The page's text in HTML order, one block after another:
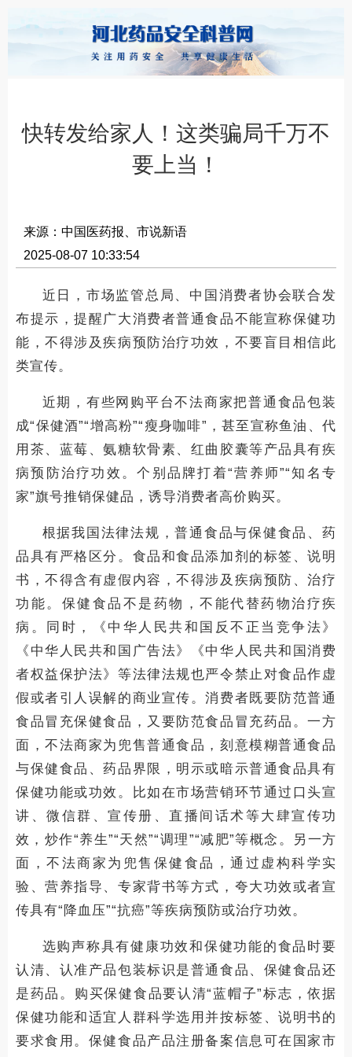
快转发给家人！这类骗局千万不
要上当！
来源：中国医药报、市说新语
2025-08-07 10:33:54
近日，市场监管总局、中国消费者协会联合发
布提示，提醒广大消费者普通食品不能宣称保健功
能，不得涉及疾病预防治疗功效，不要盲目相信此
类宣传。
近期，有些网购平台不法商家把普通食品包装
成“保健酒”“增高粉”“瘦身咖啡”，甚至宣称鱼油、代
用茶、蓝莓、氨糖软骨素、红曲胶囊等产品具有疾
病预防治疗功效。个别品牌打着“营养师”“知名专
家”旗号推销保健品，诱导消费者高价购买。
根据我国法律法规，普通食品与保健食品、药
品具有严格区分。食品和食品添加剂的标签、说明
书，不得含有虚假内容，不得涉及疾病预防、治疗
功能。保健食品不是药物，不能代替药物治疗疾
病。同时，《中华人民共和国反不正当竞争法》
《中华人民共和国广告法》《中华人民共和国消费
者权益保护法》等法律法规也严令禁止对食品作虚
假或者引人误解的商业宣传。消费者既要防范普通
食品冒充保健食品，又要防范食品冒充药品。一方
面，不法商家为兜售普通食品，刻意模糊普通食品
与保健食品、药品界限，明示或暗示普通食品具有
保健功能或功效。比如在市场营销环节通过口头宣
讲、微信群、宣传册、直播间话术等大肆宣传功
效，炒作“养生”“天然”“调理”“减肥”等概念。另一方
面，不法商家为兜售保健食品，通过虚构科学实
验、营养指导、专家背书等方式，夸大功效或者宣
传具有“降血压”“抗癌”等疾病预防或治疗功效。
选购声称具有健康功效和保健功能的食品时要
认清、认准产品包装标识是普通食品、保健食品还
是药品。购买保健食品要认清“蓝帽子”标志，依据
保健功能和适宜人群科学选用并按标签、说明书的
要求食用。保健食品产品注册备案信息可在国家市